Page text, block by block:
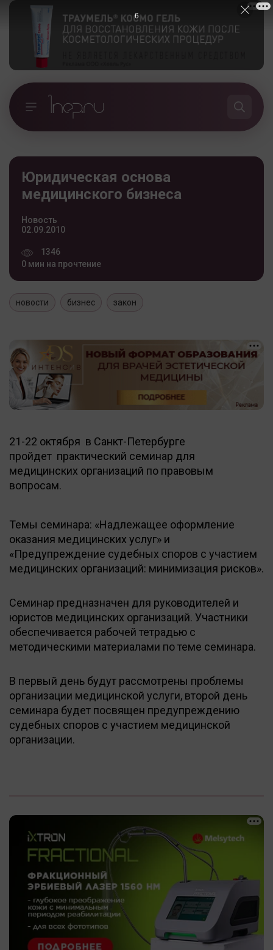
Юридическая основа
медицинского бизнеса
Новость
02.09.2010
1346
0 мин на прочтение
новости бизнес закон
21-22 октября в Санкт-Петербурге
пройдет практический семинар для
медицинских организаций по правовым
вопросам.
Темы семинара: «Надлежащее оформление
оказания медицинских услуг» и
«Предупреждение судебных споров с участием
медицинских организаций: минимизация рисков».
Семинар предназначен для руководителей и
юристов медицинских организаций. Участники
обеспечивается рабочей тетрадью с
методическими материалами по теме семинара.
В первый день будут рассмотрены проблемы
организации медицинской услуги, второй день
семинара будет посвящен предупреждению
судебных споров с участием медицинской
организации.
6